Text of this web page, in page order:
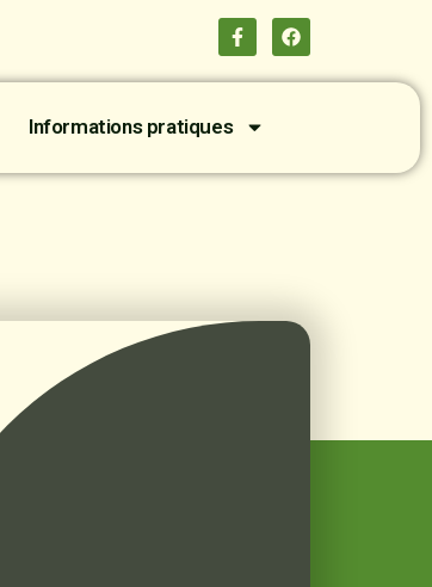
Informations pratiques